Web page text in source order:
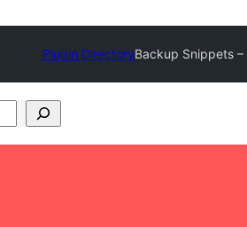
Plugin DirectoryBackup Snippets